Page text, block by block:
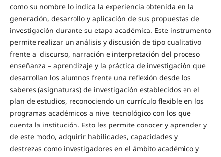
como su nombre lo indica la experiencia obtenida en la
generación, desarrollo y aplicación de sus propuestas de
investigación durante su etapa académica. Este instrumento
permite realizar un análisis y discusión de tipo cualitativo
frente al discurso, narración e interpretación del proceso
enseñanza – aprendizaje y la práctica de investigación que
desarrollan los alumnos frente una reflexión desde los
saberes (asignaturas) de investigación establecidos en el
plan de estudios, reconociendo un currículo flexible en los
programas académicos a nivel tecnológico con los que
cuenta la institución. Esto les permite conocer y aprender y
de este modo, adquirir habilidades, capacidades y
destrezas como investigadores en el ámbito académico y